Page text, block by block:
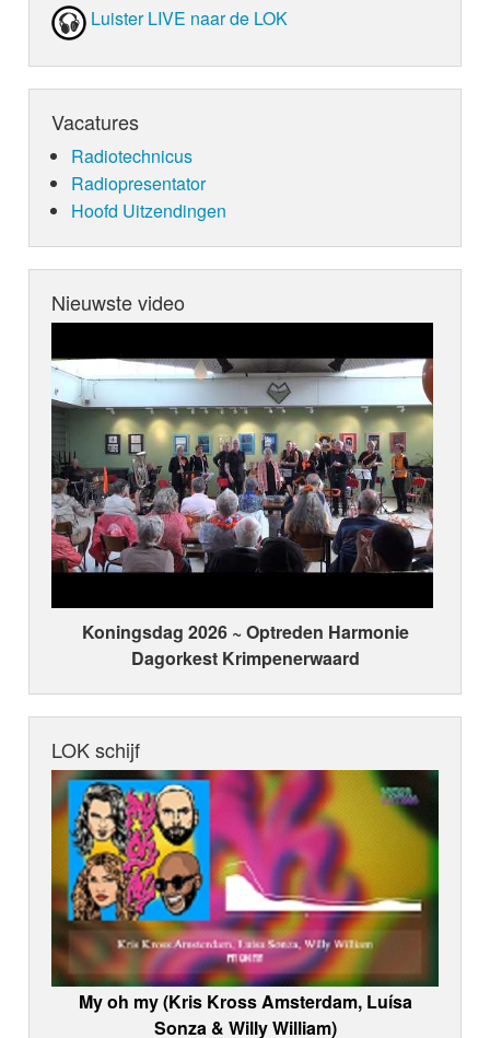
Luister LIVE naar de LOK
Vacatures
Radiotechnicus
Radiopresentator
Hoofd Uitzendingen
Nieuwste video
Koningsdag 2026 ~ Optreden Harmonie
Dagorkest Krimpenerwaard
LOK schijf
My oh my (Kris Kross Amsterdam, Luísa
Sonza & Willy William)